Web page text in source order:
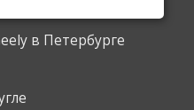
в Петербурге